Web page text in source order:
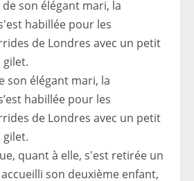
son élégant mari, la
habillée pour les
de Londres avec un petit